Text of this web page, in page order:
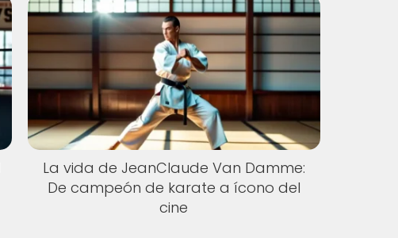
La vida de JeanClaude Van Damme:
De campeón de karate a ícono del
cine